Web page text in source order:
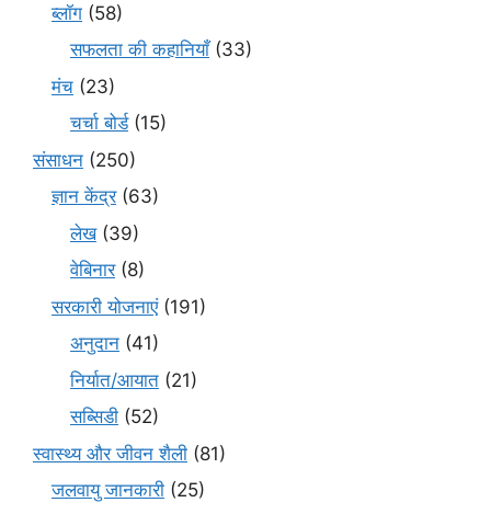
ब्लॉग (58)
सफलता की कहानियाँ(33)
मंच (23)
चर्चा बोर्ड(15)
संसाधन (250)
ज्ञान केंद्र(63)
लेख(39)
वेबिनार(8)
सरकारी योजनाएं(191)
अनुदान (41)
निर्यात/आयात (21)
सब्सिडी (52)
स्वास्थ्य और जीवन शैली (81)
जलवायु जानकारी (25)